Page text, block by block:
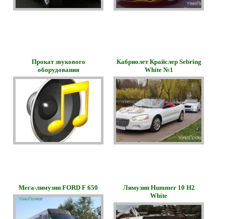
Прокат звукового
оборудования
Кабриолет Крайслер Sebring
White №1
Мега-лимузин FORD F 650
Лимузин Hummer 10 H2
White